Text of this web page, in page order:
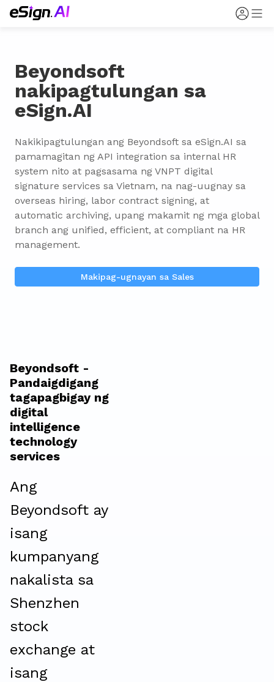
Beyondsoft
nakipagtulungan sa
eSign.AI
Nakikipagtulungan ang Beyondsoft sa eSign.AI sa
pamamagitan ng API integration sa internal HR
system nito at pagsasama ng VNPT digital
signature services sa Vietnam, na nag-uugnay sa
overseas hiring, labor contract signing, at
automatic archiving, upang makamit ng mga global
branch ang unified, efficient, at compliant na HR
management.
Makipag-ugnayan sa Sales
Beyondsoft -
Pandaigdigang
tagapagbigay ng
digital
intelligence
technology
services
Ang
Beyondsoft ay
isang
kumpanyang
nakalista sa
Shenzhen
stock
exchange at
isang